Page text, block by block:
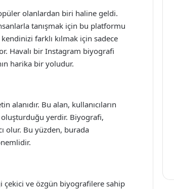
olanlardan biri haline geldi.
tanışmak için bu platformu
farklı kılmak için sadece
Havalı bir Instagram biyografi
harika bir yoludur.
Bu alan, kullanıcıların
oluşturduğu yerdir. Biyografi,
olur. Bu yüzden, burada
çekici ve özgün biyografilere sahip